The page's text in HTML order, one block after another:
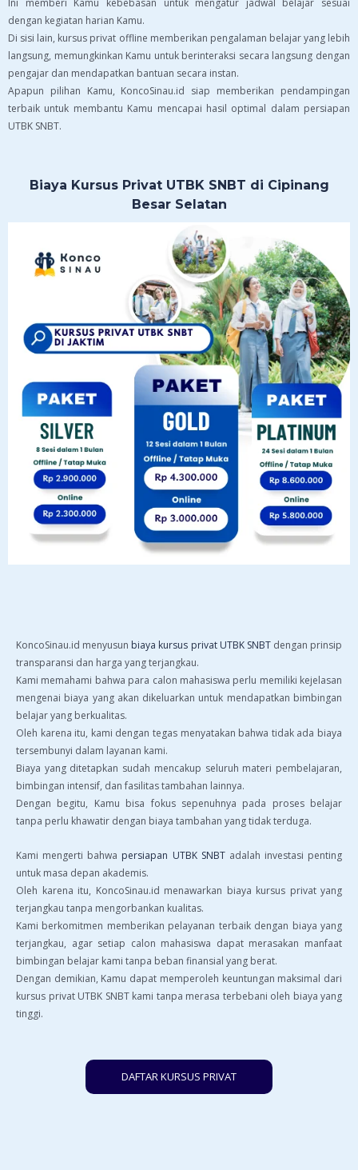
dengan kegiatan harian Kamu.
Di sisi lain, kursus privat offline memberikan pengalaman belajar yang lebih
langsung, memungkinkan Kamu untuk berinteraksi secara langsung dengan
pengajar dan mendapatkan bantuan secara instan.
Apapun pilihan Kamu, KoncoSinau.id siap memberikan pendampingan
terbaik untuk membantu Kamu mencapai hasil optimal dalam persiapan
UTBK SNBT.
Biaya Kursus Privat UTBK SNBT di Cipinang
Besar Selatan
KoncoSinau.id menyusun biaya kursus privat UTBK SNBTdengan prinsip
transparansi dan harga yang terjangkau.
Kami memahami bahwa para calon mahasiswa perlu memiliki kejelasan
mengenai biaya yang akan dikeluarkan untuk mendapatkan bimbingan
belajar yang berkualitas.
Oleh karena itu, kami dengan tegas menyatakan bahwa tidak ada biaya
tersembunyi dalam layanan kami.
Biaya yang ditetapkan sudah mencakup seluruh materi pembelajaran,
bimbingan intensif, dan fasilitas tambahan lainnya.
Dengan begitu, Kamu bisa fokus sepenuhnya pada proses belajar
tanpa perlu khawatir dengan biaya tambahan yang tidak terduga.
Kami mengerti bahwa persiapan UTBK SNBTadalah investasi penting
untuk masa depan akademis.
Oleh karena itu, KoncoSinau.id menawarkan biaya kursus privat yang
terjangkau tanpa mengorbankan kualitas.
Kami berkomitmen memberikan pelayanan terbaik dengan biaya yang
terjangkau, agar setiap calon mahasiswa dapat merasakan manfaat
bimbingan belajar kami tanpa beban finansial yang berat.
Dengan demikian, Kamu dapat memperoleh keuntungan maksimal dari
kursus privat UTBK SNBT kami tanpa merasa terbebani oleh biaya yang
tinggi.
DAFTAR KURSUS PRIVAT